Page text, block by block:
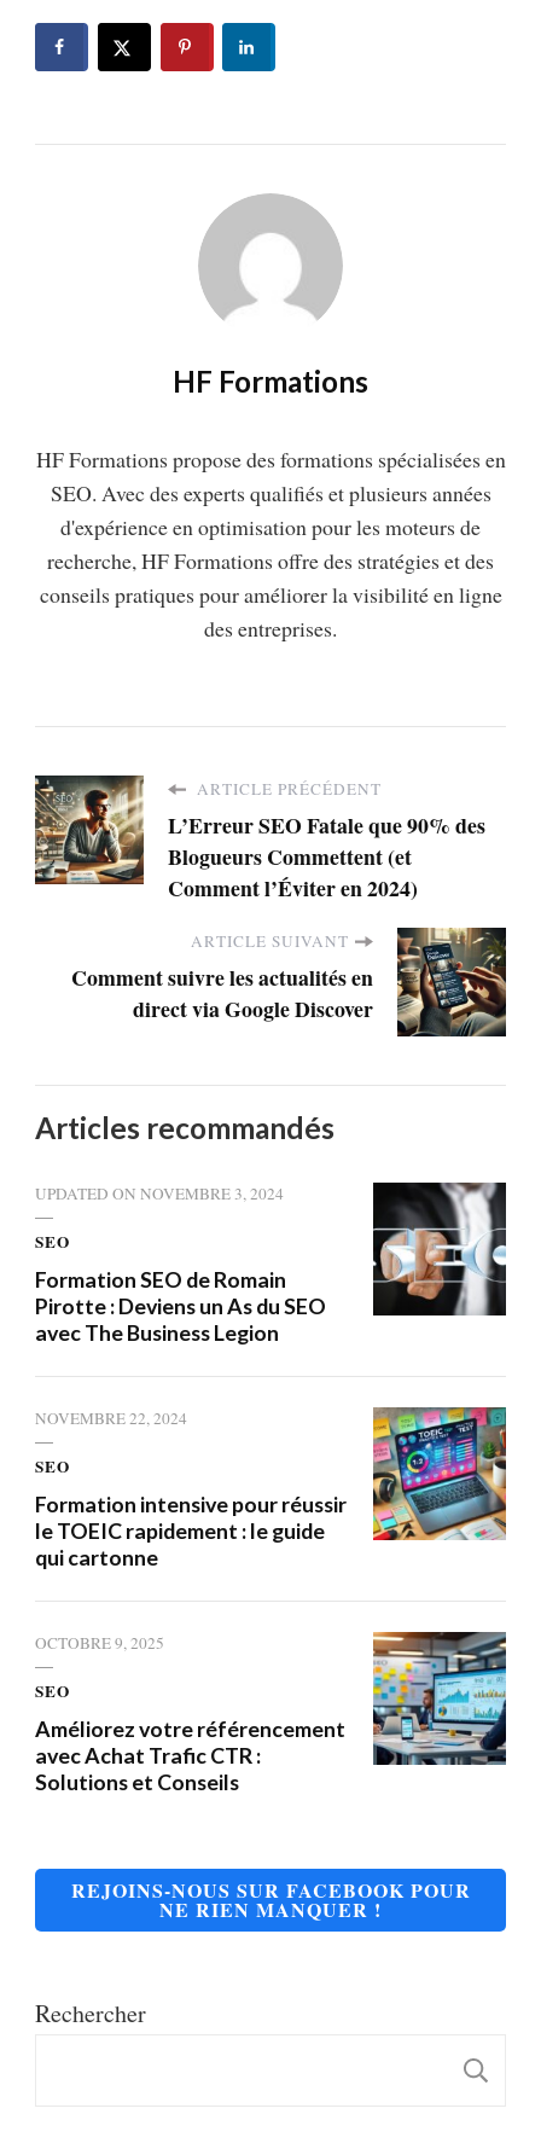
HF Formations
HF Formations propose des formations spécialisées en
SEO. Avec des experts qualifiés et plusieurs années
d'expérience en optimisation pour les moteurs de
recherche, HF Formations offre des stratégies et des
conseils pratiques pour améliorer la visibilité en ligne
des entreprises.
ARTICLE PRÉCÉDENT
L’Erreur SEO Fatale que 90% des
Blogueurs Commettent (et
Comment l’Éviter en 2024)
ARTICLE SUIVANT
Comment suivre les actualités en
direct via Google Discover
Articles recommandés
UPDATED ON NOVEMBRE 3, 2024
SEO
Formation SEO de Romain
Pirotte : Deviens un As du SEO
avec The Business Legion
NOVEMBRE 22, 2024
SEO
Formation intensive pour réussir
le TOEIC rapidement : le guide
qui cartonne
OCTOBRE 9, 2025
SEO
Améliorez votre référencement
avec Achat Trafic CTR :
Solutions et Conseils
REJOINS-NOUS SUR FACEBOOK POUR
NE RIEN MANQUER !
Rechercher